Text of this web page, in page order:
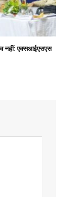
नहीं: एक्सआईएसएस